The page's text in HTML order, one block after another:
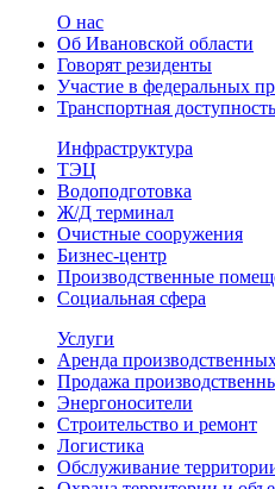
О нас
Об Ивановской области
Говорят резиденты
Участие в федеральных
Транспортная доступность
Инфраструктура
ТЭЦ
Водоподготовка
Ж/Д терминал
Очистные сооружения
Бизнес-центр
Производственные
Социальная сфера
Услуги
Аренда
Продажа
Энергоносители
Строительство и ремонт
Логистика
Обслуживание